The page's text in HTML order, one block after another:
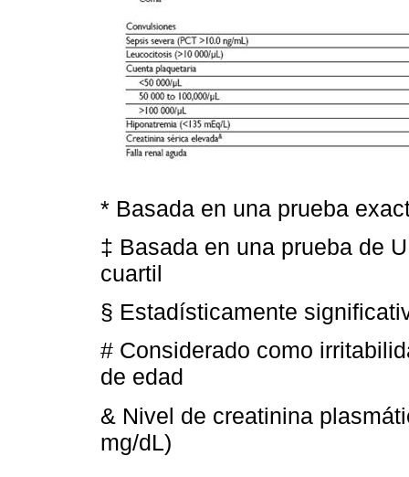
* Basada en una prueba
‡ Basada en una prueba de
cuartil
§ Estadísticamente
# Considerado como
de edad
& Nivel de creatinina
mg/dL)